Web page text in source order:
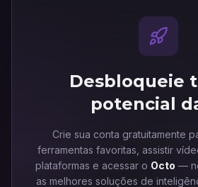
Desbloqueie
potencial
Crie sua conta gratuitamente
ferramentas favoritas, assistir
plataformas e acessar o Octo —
as melhores soluções de